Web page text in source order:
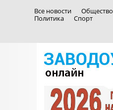
Все новости Общество
Политика
Спорт